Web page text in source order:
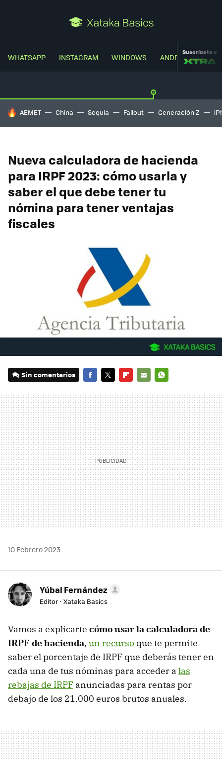
WHATSAPP INSTAGRAM WINDOWS ANDROIDSuscríbete a
HOY SE HABLA DE
AEMET China Sequía Fallout Generación Z
Nueva calculadora de hacienda
para IRPF 2023: cómo usarla y
saber el que debe tener tu
nómina para tener ventajas
fiscales
Sin comentarios
MAIL
10 Febrero 2023
Yúbal Fernández
Editor - Xataka Basics
Vamos a explicarte cómo usar la calculadora de
IRPF de hacienda, un recurso que te permite
saber el porcentaje de IRPF que deberás tener en
cada una de tus nóminas para acceder a las
rebajas de IRPF anunciadas para rentas por
debajo de los 21.000 euros brutos anuales.